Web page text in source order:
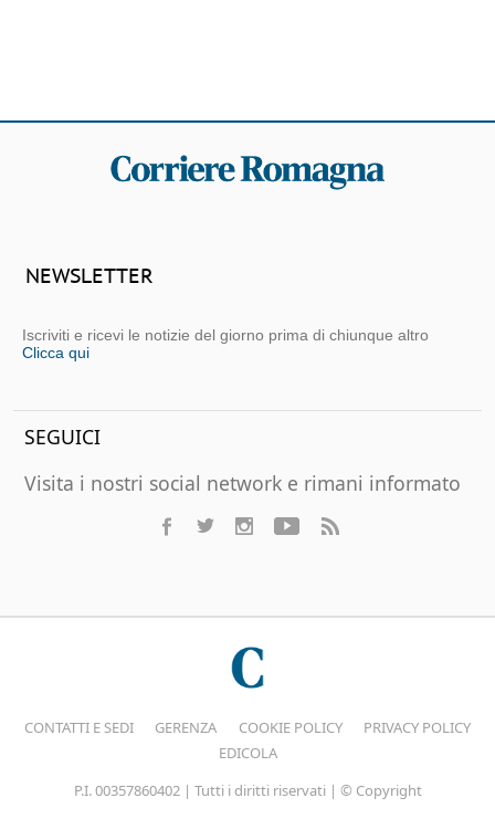
NEWSLETTER
Iscriviti e ricevi le notizie del giorno prima di chiunque altro
Clicca qui
SEGUICI
Visita i nostri social network e rimani informato
CONTATTI E SEDI GERENZA COOKIE POLICY
PRIVACY POLICY
EDICOLA
P.I. 00357860402 | Tutti i diritti riservati | © Copyright